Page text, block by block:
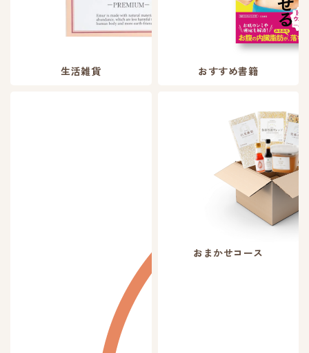
生活雑貨 おすすめ書籍
おまかせコース